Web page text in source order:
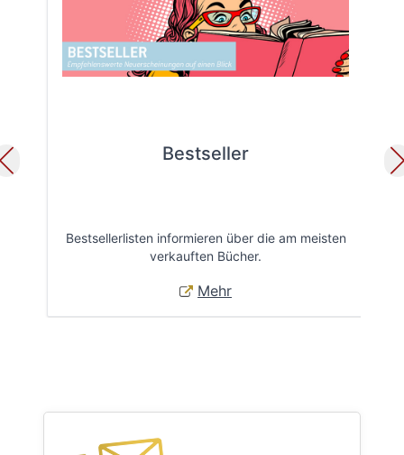
Bestseller
Bestsellerlisten informieren über die am meisten
verkauften Bücher.
Mehr